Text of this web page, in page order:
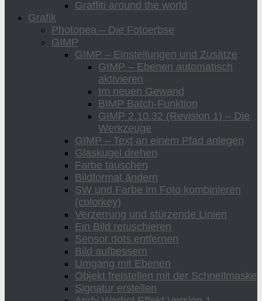
Graffiti around the world
Grafik
Photopea – Die Fotoerbse
GIMP
GIMP – Einstellungen und Zusätze
GIMP – Ebenen automatisch
aktivieren
Im neuen Gewand
BIMP Batch-Funktion
GIMP 2.10.32 (Revision 1) – Die
Werkzeuge
GIMP – Text an einem Pfad anlegen
Glaskugel drehen
Farbe tauschen
Bildformat ändern
SW und Farbe im Foto kombinieren
(colorkey)
Verzerrung und stürzende Linien
Ein Bild retuschieren
Sensor dots entfernen
Bild aufbessern
Umgang mit Ebenen
Objekt freistellen mit der Schnellmaske
Signatur erstellen